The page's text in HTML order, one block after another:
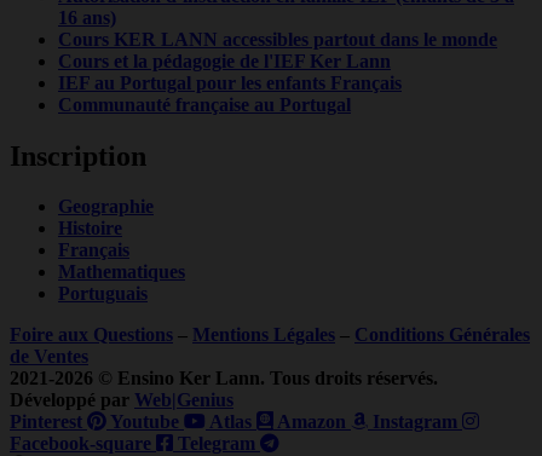
16 ans)
Cours KER LANN accessibles partout dans le monde
Cours et la pédagogie de l'IEF Ker Lann
IEF au Portugal pour les enfants Français
Communauté française au Portugal
Inscription
Geographie
Histoire
Français
Mathematiques
Portuguais
Foire aux Questions – Mentions Légales – Conditions Générales
de Ventes
2021-2026 © Ensino Ker Lann. Tous droits réservés.
Développé par Web|Genius
Pinterest
Youtube Atlas Amazon
Instagram
Facebook-square
Telegram